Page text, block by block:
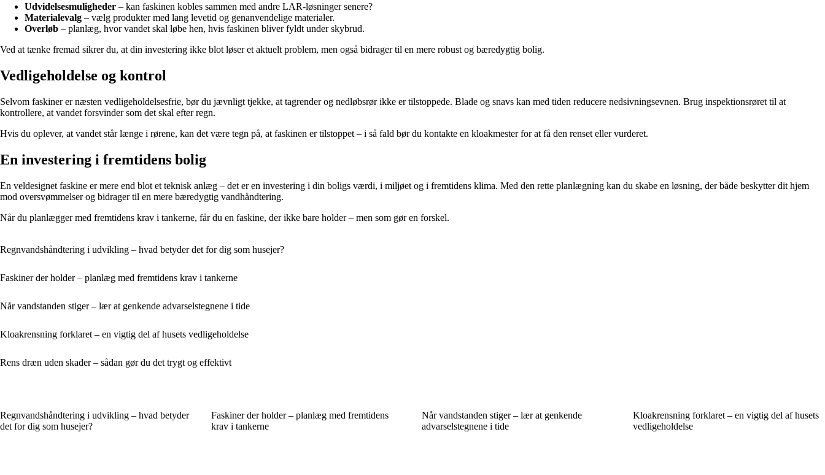
Udvidelsesmuligheder – kan faskinen kobles sammen med andre LAR-løsninger senere?
Materialevalg – vælg produkter med lang levetid og genanvendelige materialer.
Overløb – planlæg, hvor vandet skal løbe hen, hvis faskinen bliver fyldt under skybrud.
Ved at tænke fremad sikrer du, at din investering ikke blot løser et aktuelt problem, men også bidrager til en mere robust og bæredygtig bolig.
Vedligeholdelse og kontrol
Selvom faskiner er næsten vedligeholdelsesfrie, bør du jævnligt tjekke, at tagrender og nedløbsrør ikke er tilstoppede. Blade og snavs kan med tiden reducere nedsivningsevnen. Brug inspektionsrøret til at
kontrollere, at vandet forsvinder som det skal efter regn.
Hvis du oplever, at vandet står længe i rørene, kan det være tegn på, at faskinen er tilstoppet – i så fald bør du kontakte en kloakmester for at få den renset eller vurderet.
En investering i fremtidens bolig
En veldesignet faskine er mere end blot et teknisk anlæg – det er en investering i din boligs værdi, i miljøet og i fremtidens klima. Med den rette planlægning kan du skabe en løsning, der både beskytter dit hjem
mod oversvømmelser og bidrager til en mere bæredygtig vandhåndtering.
Når du planlægger med fremtidens krav i tankerne, får du en faskine, der ikke bare holder – men som gør en forskel.
Regnvandshåndtering i udvikling – hvad betyder det for dig som husejer?
Faskiner der holder – planlæg med fremtidens krav i tankerne
Når vandstanden stiger – lær at genkende advarselstegnene i tide
Kloakrensning forklaret – en vigtig del af husets vedligeholdelse
Rens dræn uden skader – sådan gør du det trygt og effektivt
Regnvandshåndtering i udvikling – hvad betyder
det for dig som husejer?
Faskiner der holder – planlæg med fremtidens
krav i tankerne
Når vandstanden stiger – lær at genkende
advarselstegnene i tide
Kloakrensning forklaret – en vigtig del af husets
vedligeholdelse